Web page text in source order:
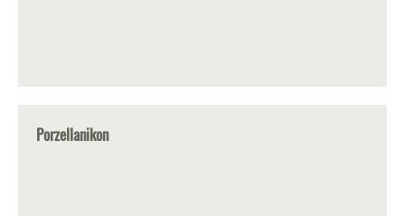
Porzellanikon